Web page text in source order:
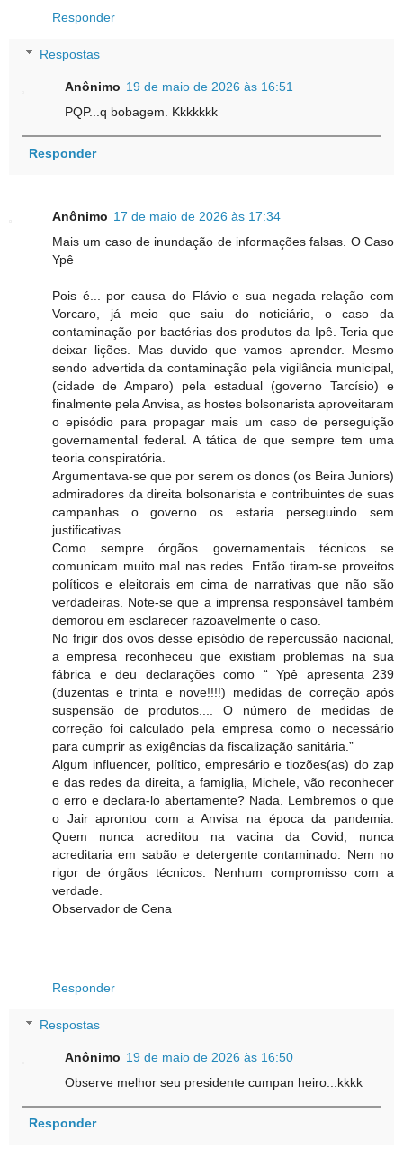
Responder
Respostas
Anônimo 19 de maio de 2026 às 16:51
PQP...q bobagem. Kkkkkkk
Responder
Anônimo 17 de maio de 2026 às 17:34
Mais um caso de inundação de informações falsas. O Caso
Ypê
Pois é... por causa do Flávio e sua negada relação com
Vorcaro, já meio que saiu do noticiário, o caso da
contaminação por bactérias dos produtos da Ipê. Teria que
deixar lições. Mas duvido que vamos aprender. Mesmo
sendo advertida da contaminação pela vigilância municipal,
(cidade de Amparo) pela estadual (governo Tarcísio) e
finalmente pela Anvisa, as hostes bolsonarista aproveitaram
o episódio para propagar mais um caso de perseguição
governamental federal. A tática de que sempre tem uma
teoria conspiratória.
Argumentava-se que por serem os donos (os Beira Juniors)
admiradores da direita bolsonarista e contribuintes de suas
campanhas o governo os estaria perseguindo sem
justificativas.
Como sempre órgãos governamentais técnicos se
comunicam muito mal nas redes. Então tiram-se proveitos
políticos e eleitorais em cima de narrativas que não são
verdadeiras. Note-se que a imprensa responsável também
demorou em esclarecer razoavelmente o caso.
No frigir dos ovos desse episódio de repercussão nacional,
a empresa reconheceu que existiam problemas na sua
fábrica e deu declarações como “ Ypê apresenta 239
(duzentas e trinta e nove!!!!) medidas de correção após
suspensão de produtos.... O número de medidas de
correção foi calculado pela empresa como o necessário
para cumprir as exigências da fiscalização sanitária.”
Algum influencer, político, empresário e tiozões(as) do zap
e das redes da direita, a famiglia, Michele, vão reconhecer
o erro e declara-lo abertamente? Nada. Lembremos o que
o Jair aprontou com a Anvisa na época da pandemia.
Quem nunca acreditou na vacina da Covid, nunca
acreditaria em sabão e detergente contaminado. Nem no
rigor de órgãos técnicos. Nenhum compromisso com a
verdade.
Observador de Cena
Responder
Respostas
Anônimo 19 de maio de 2026 às 16:50
Observe melhor seu presidente cumpan heiro...kkkk
Responder